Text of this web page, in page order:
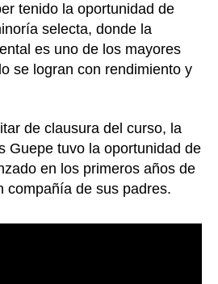
tenido la oportunidad de
selecta, donde la
es uno de los mayores
se logran con rendimiento y
de clausura del curso, la
Guepe tuvo la oportunidad de
en los primeros años de
compañía de sus padres.